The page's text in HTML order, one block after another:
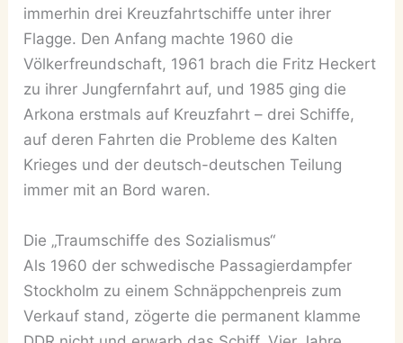
immerhin drei Kreuzfahrtschiffe unter ihrer
Flagge. Den Anfang machte 1960 die
Völkerfreundschaft, 1961 brach die Fritz Heckert
zu ihrer Jungfernfahrt auf, und 1985 ging die
Arkona erstmals auf Kreuzfahrt – drei Schiffe,
auf deren Fahrten die Probleme des Kalten
Krieges und der deutsch-deutschen Teilung
immer mit an Bord waren.
Die „Traumschiffe des Sozialismus“
Als 1960 der schwedische Passagierdampfer
Stockholm zu einem Schnäppchenpreis zum
Verkauf stand, zögerte die permanent klamme